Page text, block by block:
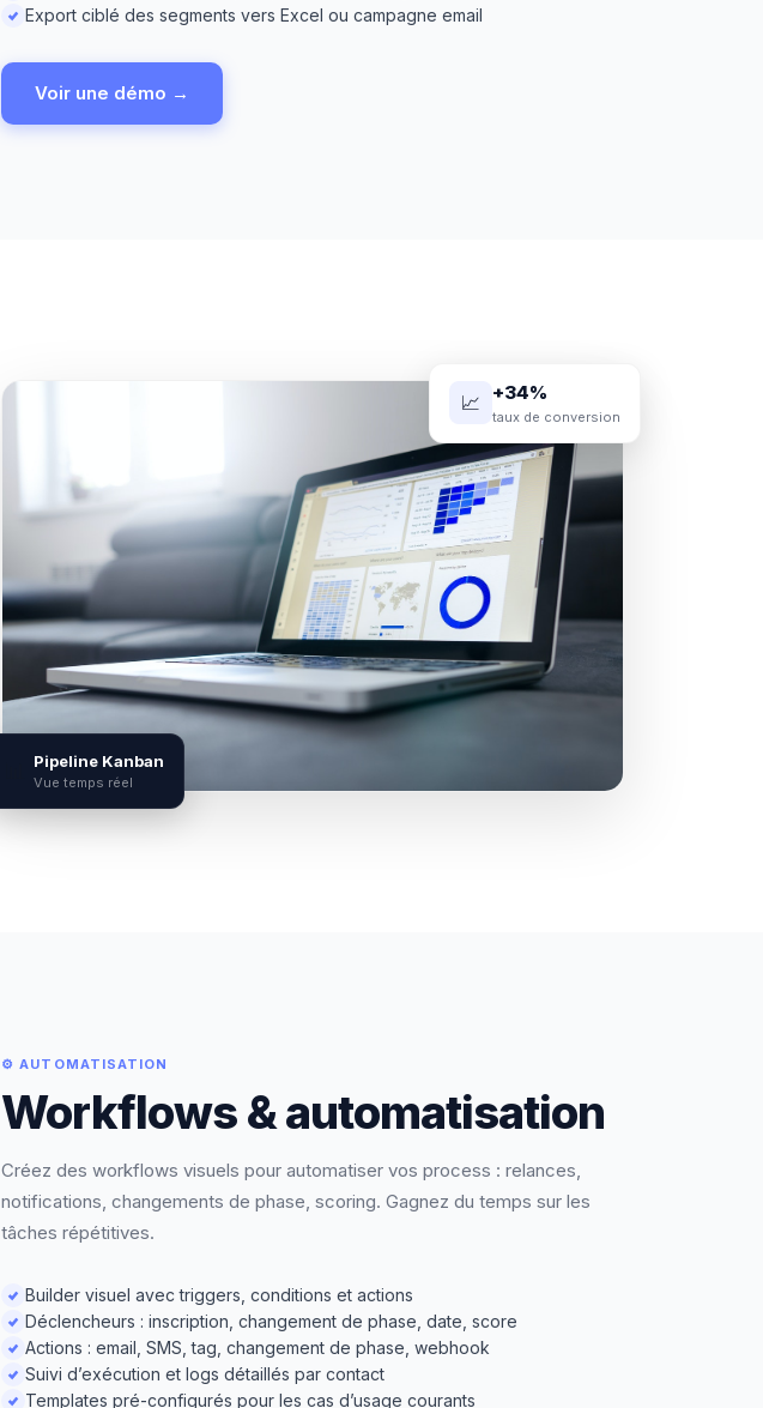
Export ciblé des segments vers Excel ou campagne email
Voir une démo →
📈 +34%
taux de conversion
Pipeline Kanban
Vue temps réel
⚙ AUTOMATISATION
Workflows & automatisation
Créez des workflows visuels pour automatiser vos process : relances,
notifications, changements de phase, scoring. Gagnez du temps sur les
tâches répétitives.
Builder visuel avec triggers, conditions et actions
Déclencheurs : inscription, changement de phase, date, score
Actions : email, SMS, tag, changement de phase, webhook
Suivi d’exécution et logs détaillés par contact
Templates pré-configurés pour les cas d’usage courants